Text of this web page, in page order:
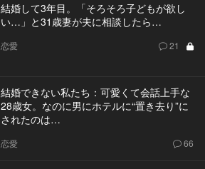
結婚して3年目。「そろそろ子どもが欲し
い…」と31歳妻が夫に相談したら…
恋愛 21
結婚できない私たち：可愛くて会話上手な
28歳女。なのに男にホテルに“置き去り”に
されたのは…
恋愛 66